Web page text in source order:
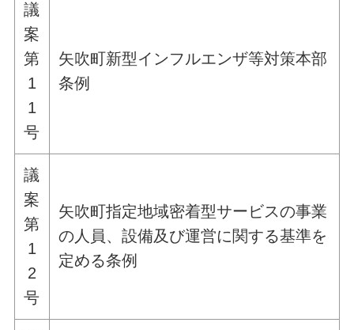
議
案
第
1
1
号
矢吹町新型インフルエンザ等対策本部
条例
議
案
第
1
2
号
矢吹町指定地域密着型サービスの事業
の人員、設備及び運営に関する基準を
定める条例